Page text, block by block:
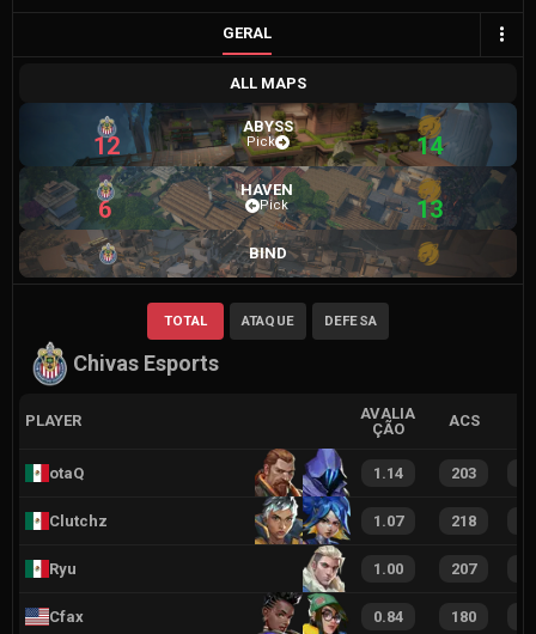
GERAL
ALL MAPS
12
ABYSS
Pick 14
6
HAVEN
Pick 13
BIND
Chivas Esports
TOTAL ATAQUE DEFESA
PLAYER
AVALIA
ÇÃO
ACS
otaQ 1.14 203
Clutchz 1.07 218
Ryu 1.00 207
Cfax 0.84 180